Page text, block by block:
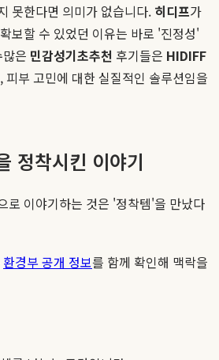
못한다면 의미가 없습니다. 히디프가
보할 수 있었던 이유는 바로 '진정성'
은 민감성기초추천 후기들은 HIDIFF
피부 고민에 대한 실질적인 솔루션임을
정착시킨 이야기
로 이야기하는 것은 '정착템'을 만났다
환경부 공개 정보를 함께 확인해 맥락을